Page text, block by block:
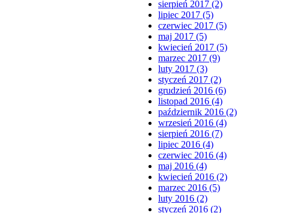
sierpień 2017 (2)
lipiec 2017 (5)
czerwiec 2017 (5)
maj 2017 (5)
kwiecień 2017 (5)
marzec 2017 (9)
luty 2017 (3)
styczeń 2017 (2)
grudzień 2016 (6)
listopad 2016 (4)
październik 2016 (2)
wrzesień 2016 (4)
sierpień 2016 (7)
lipiec 2016 (4)
czerwiec 2016 (4)
maj 2016 (4)
kwiecień 2016 (2)
marzec 2016 (5)
luty 2016 (2)
styczeń 2016 (2)